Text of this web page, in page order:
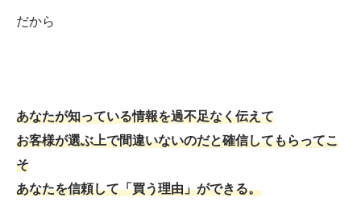
だから
あなたが知っている情報を過不足なく伝えて
お客様が選ぶ上で間違いないのだと確信してもらってこ
そ
あなたを信頼して「買う理由」ができる。